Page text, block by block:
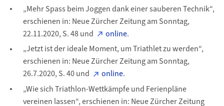
„Mehr Spass beim Joggen dank einer sauberen Technik“,
erschienen in: Neue Zürcher Zeitung am Sonntag,
22.11.2020, S. 48 und
online.
„Jetzt ist der ideale Moment, um Triathlet zu werden“,
erschienen in: Neue Zürcher Zeitung am Sonntag,
26.7.2020, S. 40 und
online.
„Wie sich Triathlon-Wettkämpfe und Ferienpläne
vereinen lassen“, erschienen in: Neue Zürcher Zeitung